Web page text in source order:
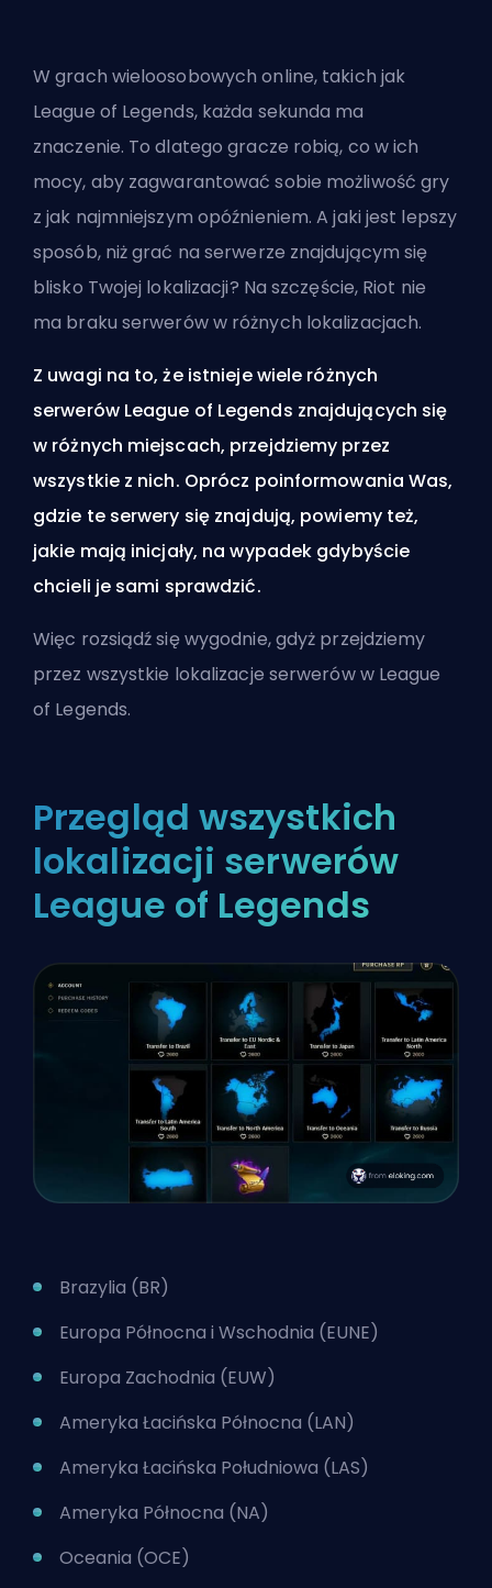
W grach wieloosobowych online, takich jak
League of Legends, każda sekunda ma
znaczenie. To dlatego gracze robią, co w ich
mocy, aby zagwarantować sobie możliwość gry
z jak najmniejszym opóźnieniem. A jaki jest lepszy
sposób, niż grać na serwerze znajdującym się
blisko Twojej lokalizacji? Na szczęście, Riot nie
ma braku serwerów w różnych lokalizacjach.
Z uwagi na to, że istnieje wiele różnych
serwerów League of Legends znajdujących się
w różnych miejscach, przejdziemy przez
wszystkie z nich. Oprócz poinformowania Was,
gdzie te serwery się znajdują, powiemy też,
jakie mają inicjały, na wypadek gdybyście
chcieli je sami sprawdzić.
Więc rozsiądź się wygodnie, gdyż przejdziemy
przez wszystkie lokalizacje serwerów w League
of Legends.
Przegląd wszystkich
lokalizacji serwerów
League of Legends
Brazylia (BR)
Europa Północna i Wschodnia (EUNE)
Europa Zachodnia (EUW)
Ameryka Łacińska Północna (LAN)
Ameryka Łacińska Południowa (LAS)
Ameryka Północna (NA)
Oceania (OCE)